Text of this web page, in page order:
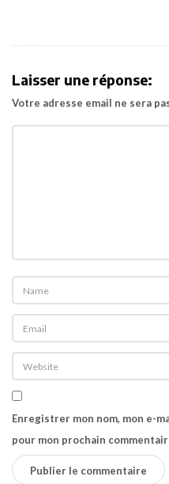
Laisser une réponse:
Votre adresse email ne sera
Enregistrer mon nom, mon e-
pour mon prochain